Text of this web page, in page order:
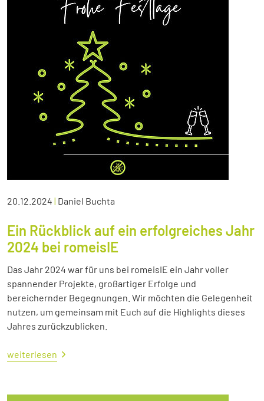
20.12.2024 | Daniel Buchta
Ein Rückblick auf ein erfolgreiches Jahr
2024 bei romeisIE
Das Jahr 2024 war für uns bei romeisIE ein Jahr voller
spannender Projekte, großartiger Erfolge und
bereichernder Begegnungen. Wir möchten die Gelegenheit
nutzen, um gemeinsam mit Euch auf die Highlights dieses
Jahres zurückzublicken.
weiterlesen